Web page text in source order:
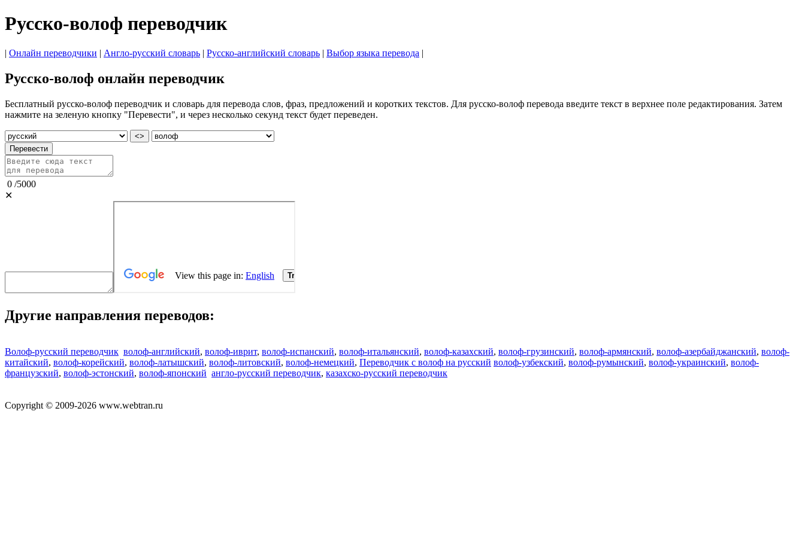
Русско-волоф переводчик
| Онлайн переводчики | Англо-русский словарь | Русско-английский словарь | Выбор языка перевода |
Русско-волоф онлайн переводчик
Бесплатный русско-волоф переводчик и словарь для перевода слов, фраз, предложений и коротких текстов. Для русско-волоф перевода введите текст в верхнее поле редактирования. Затем
нажмите на зеленую кнопку "Перевести", и через несколько секунд текст будет переведен.
<>
Перевести
0 /5000
✕
Другие направления переводов:
Волоф-русский переводчик волоф-английский, волоф-иврит, волоф-испанский, волоф-итальянский, волоф-казахский, волоф-грузинский, волоф-армянский, волоф-азербайджанский, волоф-
китайский, волоф-корейский, волоф-латышский, волоф-литовский, волоф-немецкий, Переводчик с волоф на русский волоф-узбекский, волоф-румынский, волоф-украинский, волоф-
французский, волоф-эстонский, волоф-японский англо-русский переводчик, казахско-русский переводчик
Copyright © 2009-2026 www.webtran.ru